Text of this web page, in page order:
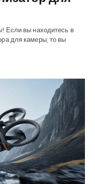
Если вы находитесь в
для камеры, то вы